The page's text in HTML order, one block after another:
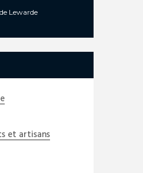
Lewarde
et artisans